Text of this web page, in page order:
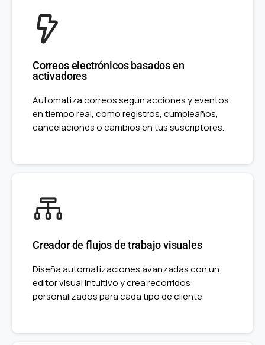
Correos electrónicos basados en
activadores
Automatiza correos según acciones y eventos
en tiempo real, como registros, cumpleaños,
cancelaciones o cambios en tus suscriptores.
Creador de flujos de trabajo visuales
Diseña automatizaciones avanzadas con un
editor visual intuitivo y crea recorridos
personalizados para cada tipo de cliente.